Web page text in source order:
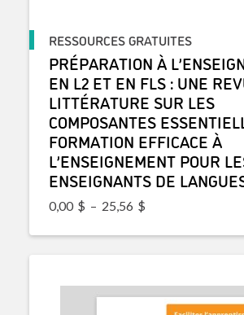
RESSOURCES GRATUITES
PRÉPARATION À
EN L2 ET EN FLS : UNE
LITTÉRATURE SUR LES
COMPOSANTES
FORMATION EFFICACE À
L’ENSEIGNEMENT POUR
ENSEIGNANTS DE
0,00 $ – 25,56 $